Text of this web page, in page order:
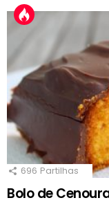
696 Partilhas
Bolo de